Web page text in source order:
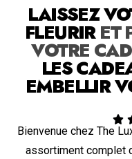
LAISSEZ
FLEURIRET
VOTRE
LES
EMBELLIR

Bienvenue chez The
assortiment complet